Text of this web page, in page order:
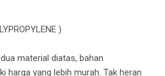
)
material diatas, bahan
harga yang lebih murah. Tak heran